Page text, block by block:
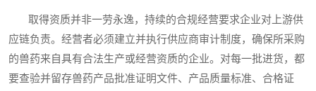
取得资质并非一劳永逸，持续的合规经营要求企业对上游供
应链负责。经营者必须建立并执行供应商审计制度，确保所采购
的兽药来自具有合法生产或经营资质的企业。对每一批进货，都
要查验并留存兽药产品批准证明文件、产品质量标准、合格证